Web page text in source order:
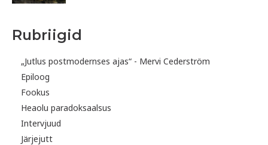
Rubriigid
„Jutlus postmodernses ajas“ - Mervi Cederström
Epiloog
Fookus
Heaolu paradoksaalsus
Intervjuud
Järjejutt